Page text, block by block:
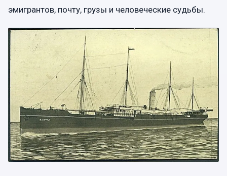
эмигрантов, почту, грузы и человеческие судьбы.